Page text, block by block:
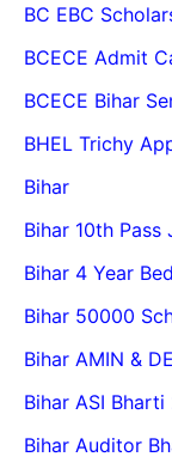
BC EBC
BCECE Admit
BCECE Bihar
BHEL Trichy
Bihar
Bihar 10th Pass
Bihar 4 Year
Bihar 50000
Bihar AMIN &
Bihar ASI
Bihar Auditor